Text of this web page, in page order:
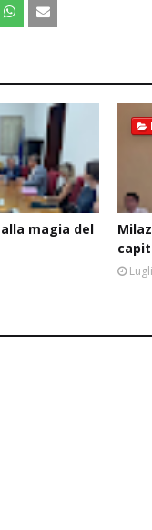
magia del